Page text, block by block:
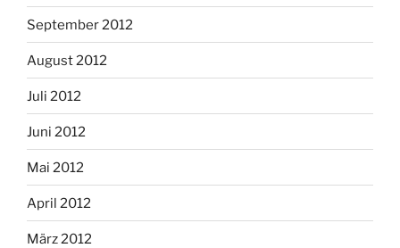
September 2012
August 2012
Juli 2012
Juni 2012
Mai 2012
April 2012
März 2012